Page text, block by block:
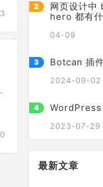
3
0
网页设计中
hero 都有
04-09
Botcan 插
2024-09-02
WordPress
2023-07-29
最新文章